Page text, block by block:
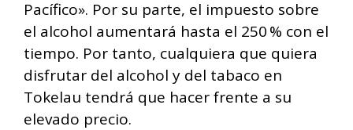
Pacífico». Por su parte, el impuesto sobre
el alcohol aumentará hasta el 250 % con el
tiempo. Por tanto, cualquiera que quiera
disfrutar del alcohol y del tabaco en
Tokelau tendrá que hacer frente a su
elevado precio.